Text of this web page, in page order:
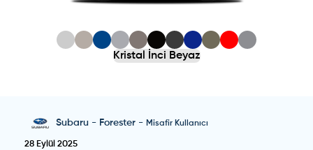
Kristal İnci Beyaz
Subaru - Forester - Misafir Kullanıcı
28 Eylül 2025